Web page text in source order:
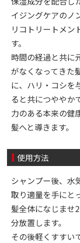
イジングケアのノ
リコトリートメン
す。
時間の経過と共に
がなくなってきた
に、ハリ・コシを
ると共につややか
力のある本来の健
髪へと導きます。
使用方法
シャンプー後、水
取り適量を手にと
髪全体になじませ
分放置します。
その後軽くすすい